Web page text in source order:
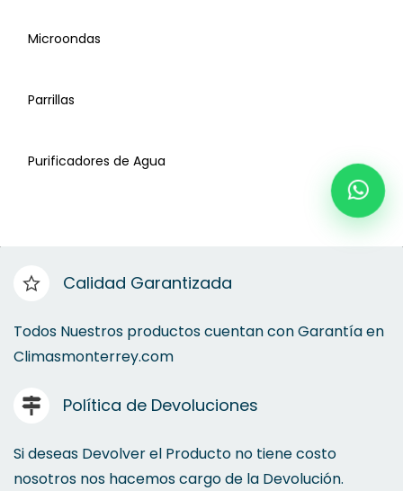
Microondas
Parrillas
Purificadores de Agua
Calidad Garantizada
Todos Nuestros productos cuentan con Garantía en
Climasmonterrey.com
Política de Devoluciones
Si deseas Devolver el Producto no tiene costo
nosotros nos hacemos cargo de la Devolución.